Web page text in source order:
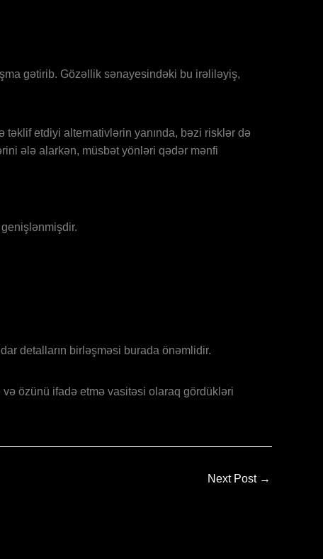
gətirib. Gözəllik sənayesindəki bu irəliləyiş,
etdiyi alternativlərin yanında, bəzi risklər də
ələ alarkən, müsbət yönləri qədər mənfi
detalların birləşməsi burada önəmlidir.
özünü ifadə etmə vasitəsi olaraq gördükləri
Next Post →